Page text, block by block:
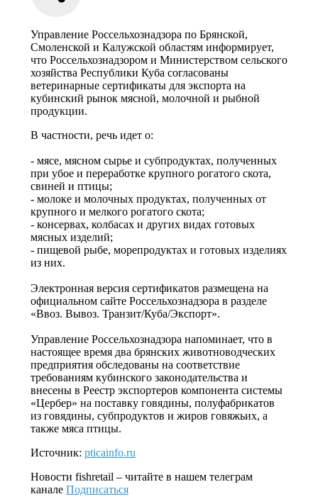
Управление Россельхознадзора по Брянской,
Смоленской и Калужской областям информирует,
что Россельхознадзором и Министерством сельского
хозяйства Республики Куба согласованы
ветеринарные сертификаты для экспорта на
кубинский рынок мясной, молочной и рыбной
продукции.
В частности, речь идет о:
- мясе, мясном сырье и субпродуктах, полученных
при убое и переработке крупного рогатого скота,
свиней и птицы;
- молоке и молочных продуктах, полученных от
крупного и мелкого рогатого скота;
- консервах, колбасах и других видах готовых
мясных изделий;
- пищевой рыбе, морепродуктах и готовых изделиях
из них.
Электронная версия сертификатов размещена на
официальном сайте Россельхознадзора в разделе
«Ввоз. Вывоз. Транзит/Куба/Экспорт».
Управление Россельхознадзора напоминает, что в
настоящее время два брянских животноводческих
предприятия обследованы на соответствие
требованиям кубинского законодательства и
внесены в Реестр экспортеров компонента системы
«Цербер» на поставку говядины, полуфабрикатов
из говядины, субпродуктов и жиров говяжьих, а
также мяса птицы.
Источник: pticainfo.ru
Новости fishretail – читайте в нашем телеграм
канале Подписаться